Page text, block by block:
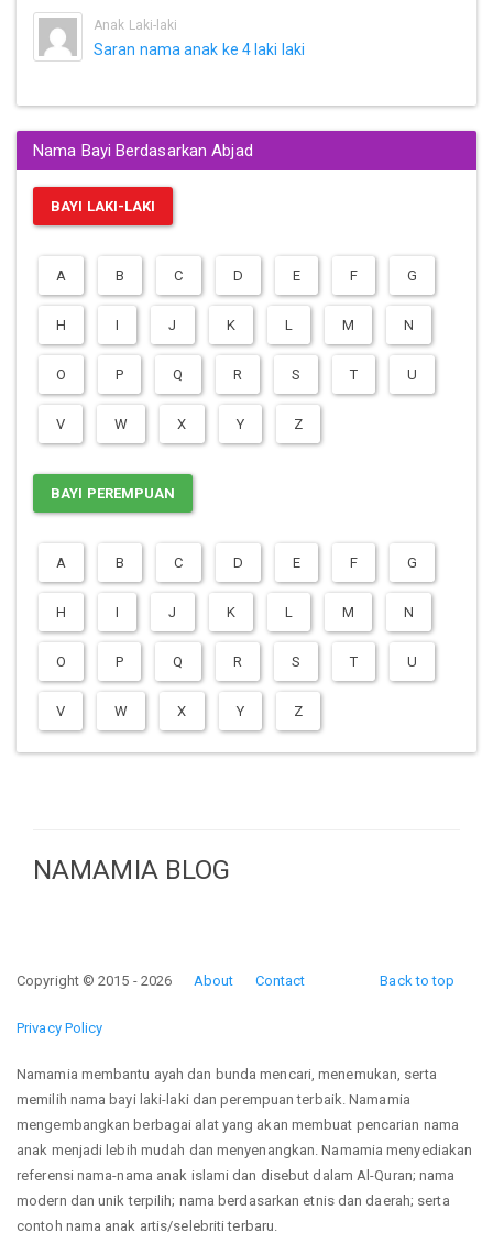
Anak Laki-laki
Saran nama anak ke 4 laki laki
Nama Bayi Berdasarkan Abjad
BAYI LAKI-LAKI
A B C D E F G
H I J K L M N
O P Q R S T U
V W X Y Z
BAYI PEREMPUAN
A B C D E F G
H I J K L M N
O P Q R S T U
V W X Y Z
NAMAMIA BLOG
Back to top
Copyright © 2015 - 2026 About Contact
Privacy Policy
Namamia membantu ayah dan bunda mencari, menemukan, serta
memilih nama bayi laki-laki dan perempuan terbaik. Namamia
mengembangkan berbagai alat yang akan membuat pencarian nama
anak menjadi lebih mudah dan menyenangkan. Namamia menyediakan
referensi nama-nama anak islami dan disebut dalam Al-Quran; nama
modern dan unik terpilih; nama berdasarkan etnis dan daerah; serta
contoh nama anak artis/selebriti terbaru.